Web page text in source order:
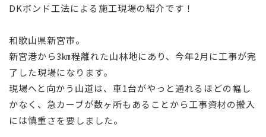
お問い合わせ
DKボンド工法による施工現場の紹介です！
和歌山県新宮市。
新宮港から3㎞程離れた山林地にあり、今年2月に工事が完
了した現場になります。
現場へと向かう山道は、車1台がやっと通れるほどの幅し
かなく、急カーブが数ヶ所もあることから工事資材の搬入
には慎重さを要しました。